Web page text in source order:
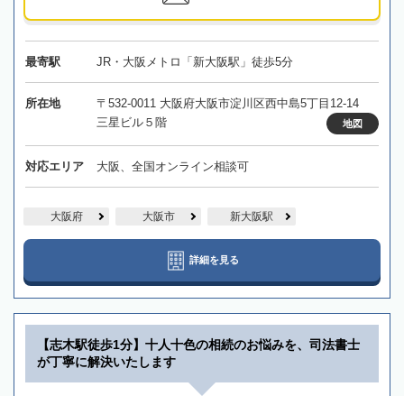
最寄駅 JR・大阪メトロ「新大阪駅」徒歩5分
所在地
〒532-0011 大阪府大阪市淀川区西中島5丁目12-14
三星ビル５階
地図
対応エリア 大阪、全国オンライン相談可
大阪府 大阪市 新大阪駅
詳細を見る
【志木駅徒歩1分】十人十色の相続のお悩みを、司法書士
が丁寧に解決いたします